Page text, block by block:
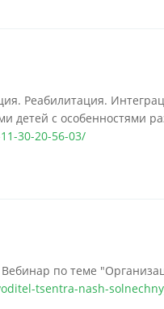
Реабилитация.
детей с особенностями
30-20-56-03/
по теме
tsentra-nash-